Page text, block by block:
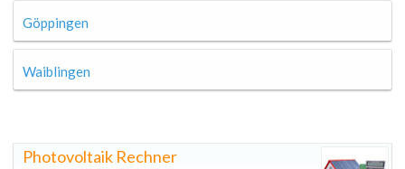
Göppingen
Waiblingen
Photovoltaik Rechner